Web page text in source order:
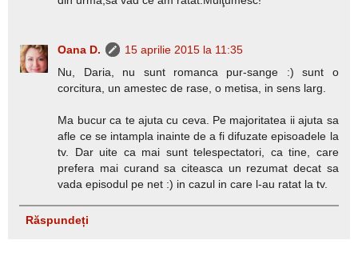
Oana D.
15 aprilie 2015 la 11:35
Nu, Daria, nu sunt romanca pur-sange :) sunt o
corcitura, un amestec de rase, o metisa, in sens larg.
Ma bucur ca te ajuta cu ceva. Pe majoritatea ii ajuta sa
afle ce se intampla inainte de a fi difuzate episoadele la
tv. Dar uite ca mai sunt telespectatori, ca tine, care
prefera mai curand sa citeasca un rezumat decat sa
vada episodul pe net :) in cazul in care l-au ratat la tv.
Răspundeți